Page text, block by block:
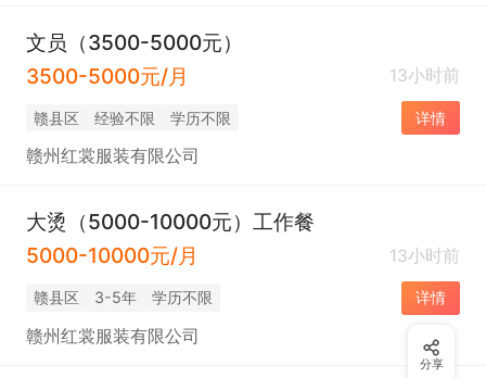
文员（3500-5000元）
3500-5000元/月
13小时前
赣县区 经验不限 学历不限 详情
赣州红裳服装有限公司
大烫（5000-10000元）工作餐
5000-10000元/月
13小时前
赣县区 3-5年 学历不限 详情
赣州红裳服装有限公司
分享